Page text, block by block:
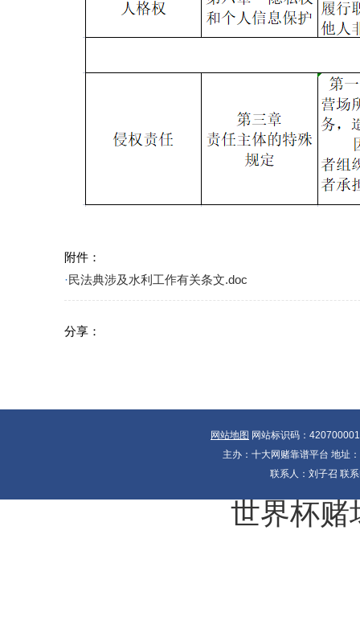
附件：
·民法典涉及水利工作有关条文.doc
分享：
网站地图 网站标识码：
主办：十大网赌靠谱平台 地址
联系人：刘子召 联
世界杯赌